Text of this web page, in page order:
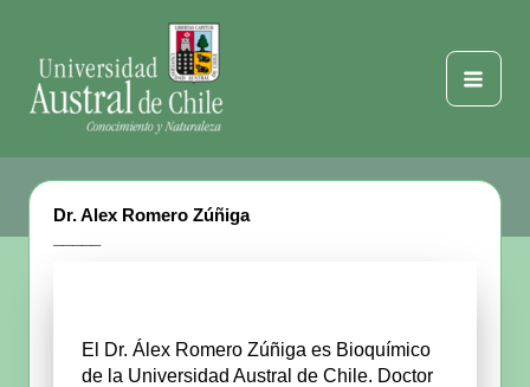
contenido
Dr. Alex Romero Zúñiga
El Dr. Álex Romero Zúñiga es Bioquímico
de la Universidad Austral de Chile. Doctor